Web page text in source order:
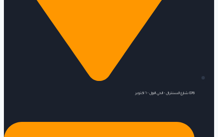
876 شارع السنترال - الحي الاول - ٦ اكتوبر